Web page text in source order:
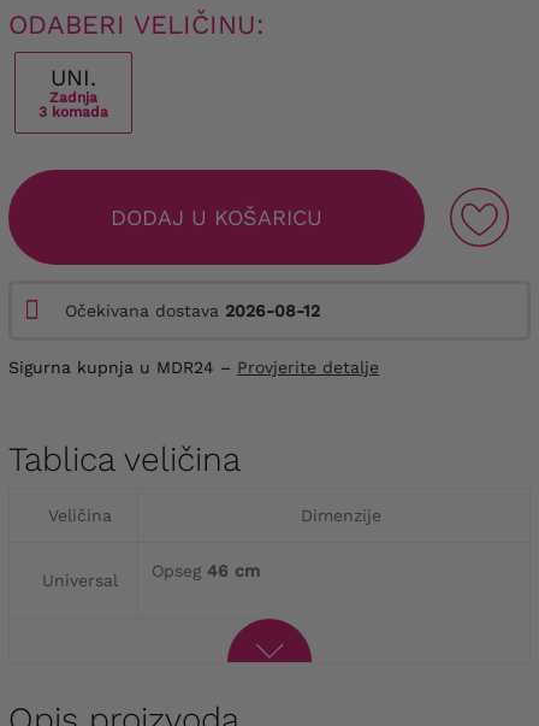
ODABERI VELIČINU:
UNI.
Zadnja
3 komada
DODAJ U KOŠARICU
Očekivana dostava 2026-08-12
Sigurna kupnja u MDR24 – Provjerite detalje
Tablica veličina
Veličina Dimenzije
Universal Opseg 46 cm